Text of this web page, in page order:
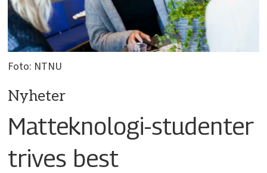
Foto: NTNU
Nyheter
Matteknologi-studenter
trives best